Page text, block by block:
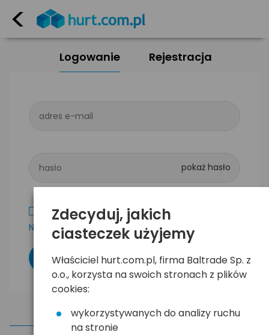
<
Logowanie Rejestracja
adres e-mail
hasło
Zapamiętaj mnie
Nie pamiętam hasła
Zdecyduj, jakich
ciasteczek użyjemy
Właściciel hurt.com.pl, firma Baltrade Sp. z
o.o., korzysta na swoich stronach z plików
cookies:
wykorzystywanych do analizy ruchu
na stronie